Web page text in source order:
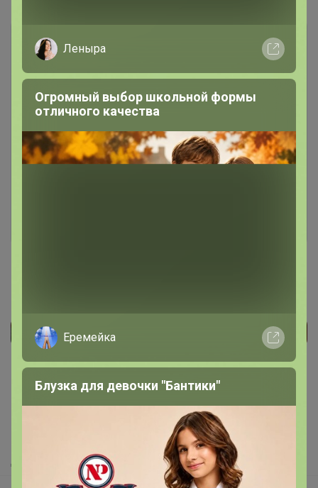
Чтобы написать комментарий необходимо
авторизоваться на сайте!
Реклама
Как здесь все устроено?
Доставка
Леныра
Огромный выбор школьной формы
отличного качества
Еремейка
Блузка для девочки "Бантики"